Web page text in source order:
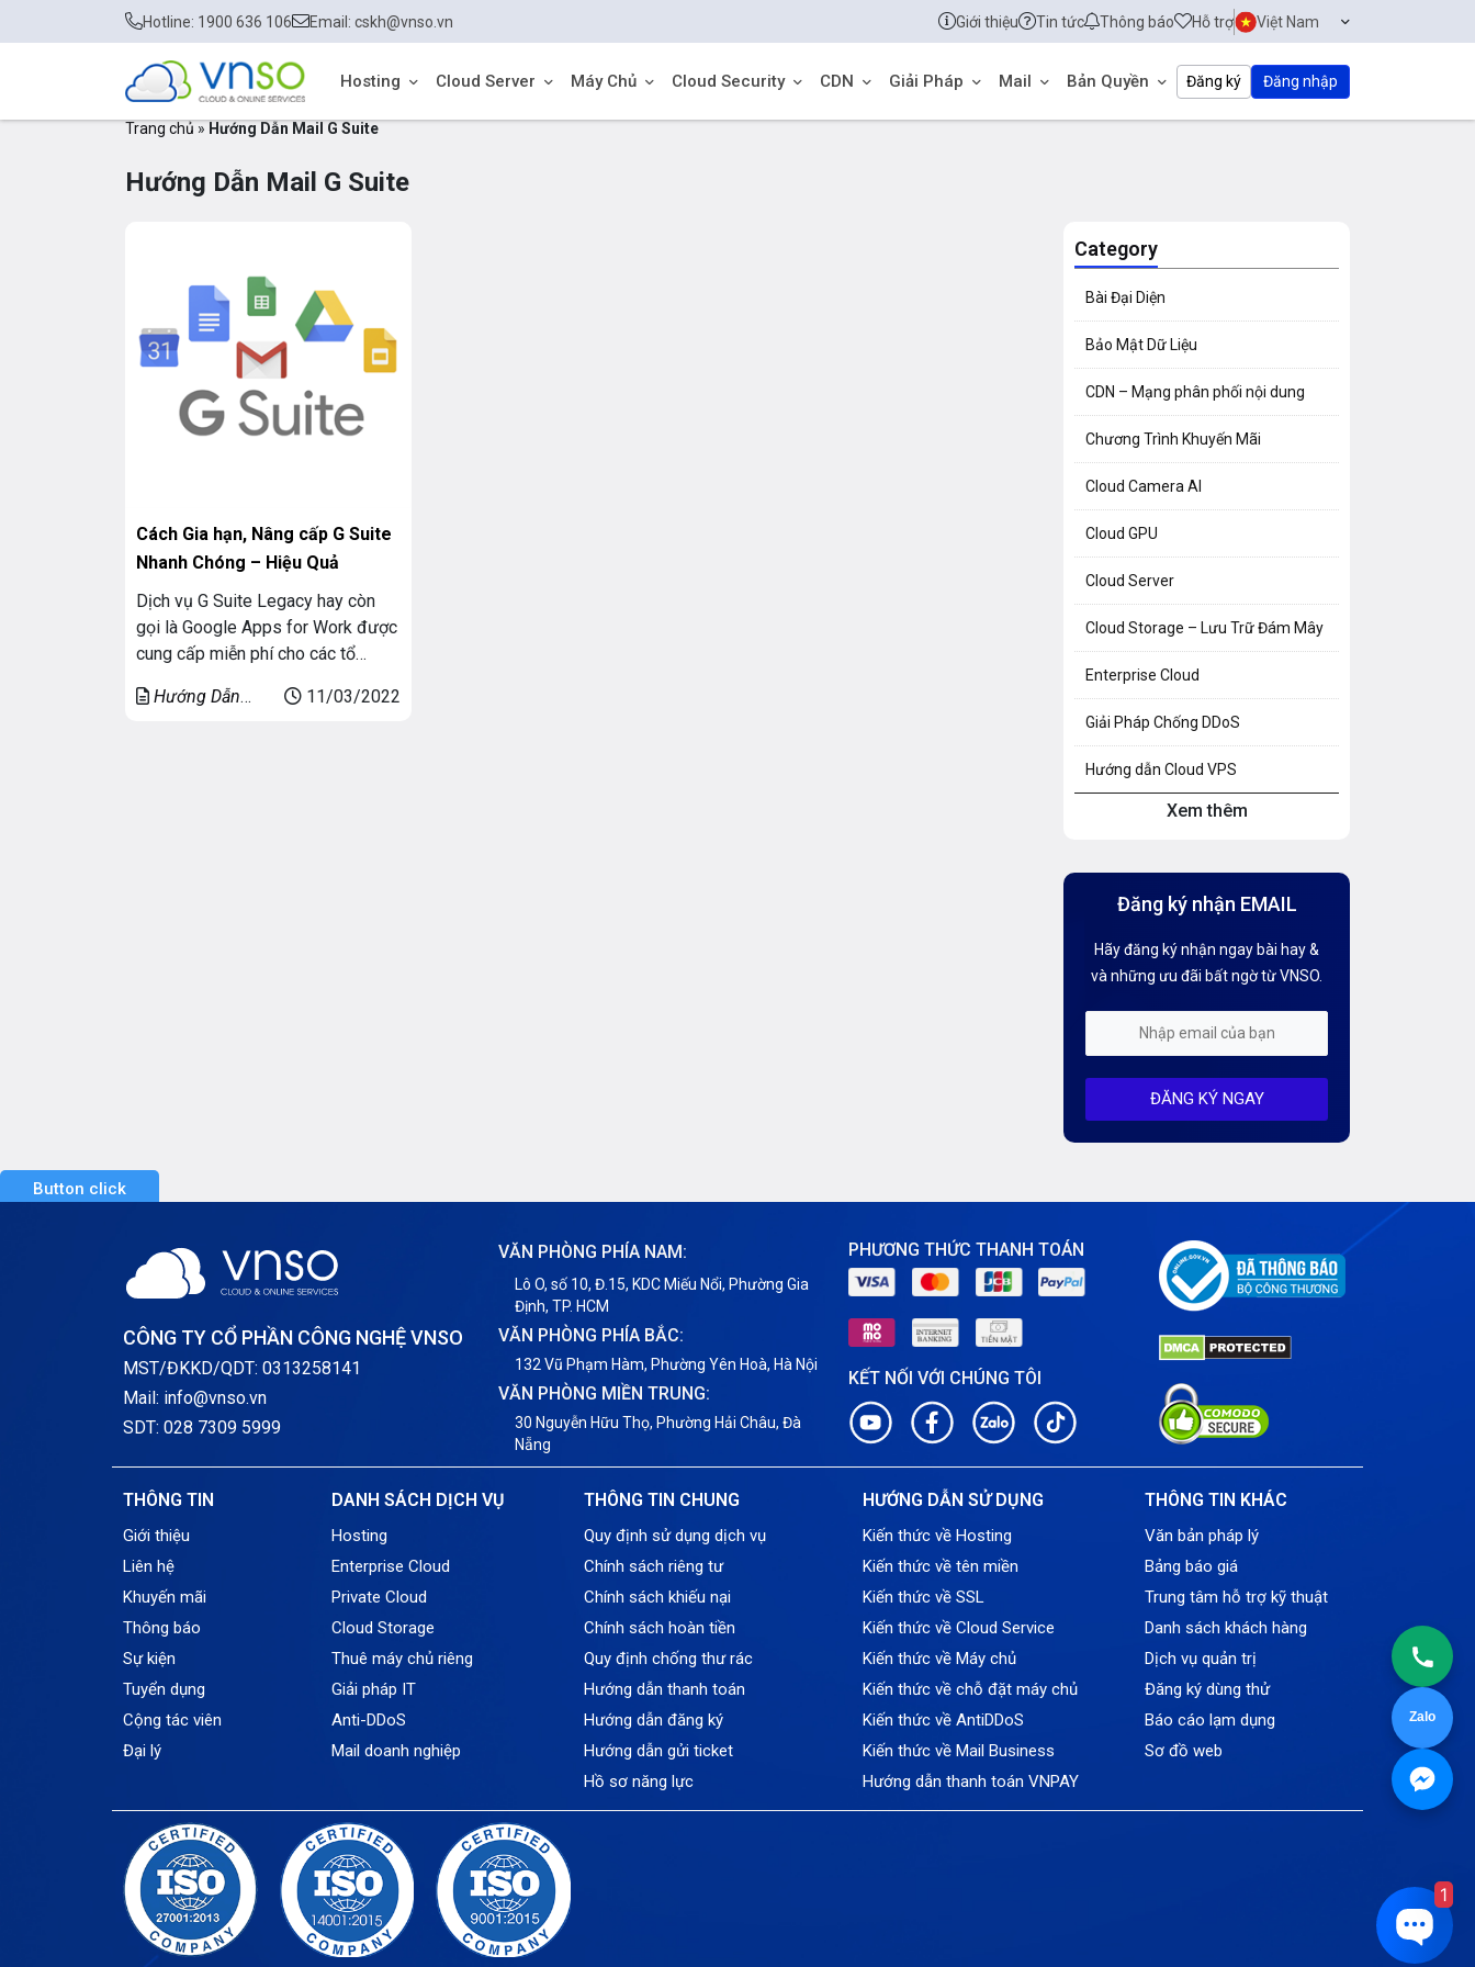
Zalo
Hotline: 1900 636 106 Email: cskh@vnso.vn Giới thiệu Tin tức Thông báo Hỗ trợ Việt Nam
Hosting Cloud Server Máy Chủ Cloud Security CDN Giải Pháp Mail Bản Quyền Đăng ký Đăng nhập
Trang chủ » Hướng Dẫn Mail G Suite
Hướng Dẫn Mail G Suite
Cách Gia hạn, Nâng cấp G Suite
Nhanh Chóng – Hiệu Quả
Dịch vụ G Suite Legacy hay còn
gọi là Google Apps for Work được
cung cấp miễn phí cho các tổ
2012. Tuy nhiên theo thông báo
Hướng Dẫn
11/03/2022
Category
Bài Đại Diện
Bảo Mật Dữ Liệu
CDN – Mạng phân phối nội dung
Chương Trình Khuyến Mãi
Cloud Camera AI
Cloud GPU
Cloud Server
Cloud Storage – Lưu Trữ Đám Mây
Enterprise Cloud
Giải Pháp Chống DDoS
Hướng dẫn Cloud VPS
Hướng dẫn Hosting
Hướng dẫn Tên miền
Kiến thức AI
Mỗi tuần 01 Server
Server Dedicated (Máy chủ riêng)
Server Windows
Thông báo
Thông tin chung
Thuê Chỗ Đặt Server
Xem thêm
Đăng ký nhận EMAIL
Hãy đăng ký nhận ngay bài hay &
và những ưu đãi bất ngờ từ VNSO.
ĐĂNG KÝ NGAY
Button click
CÔNG TY CỔ PHẦN CÔNG NGHỆ VNSO
MST/ĐKKD/QDT: 0313258141
Mail: info@vnso.vn
SDT: 028 7309 5999
VĂN PHÒNG PHÍA NAM:
Lô O, số 10, Đ.15, KDC Miếu Nổi, Phường Gia
Định, TP. HCM
VĂN PHÒNG PHÍA BẮC:
132 Vũ Phạm Hàm, Phường Yên Hoà, Hà Nội
VĂN PHÒNG MIỀN TRUNG:
30 Nguyễn Hữu Thọ, Phường Hải Châu, Đà
Nẵng
PHƯƠNG THỨC THANH TOÁN
KẾT NỐI VỚI CHÚNG TÔI
THÔNG TIN
Giới thiệu
Liên hệ
Khuyến mãi
Thông báo
Sự kiện
Tuyển dụng
Cộng tác viên
Đại lý
DANH SÁCH DỊCH VỤ
Hosting
Enterprise Cloud
Private Cloud
Cloud Storage
Thuê máy chủ riêng
Giải pháp IT
Anti-DDoS
Mail doanh nghiệp
THÔNG TIN CHUNG
Quy định sử dụng dịch vụ
Chính sách riêng tư
Chính sách khiếu nại
Chính sách hoàn tiền
Quy định chống thư rác
Hướng dẫn thanh toán
Hướng dẫn đăng ký
Hướng dẫn gửi ticket
Hồ sơ năng lực
HƯỚNG DẪN SỬ DỤNG
Kiến thức về Hosting
Kiến thức về tên miền
Kiến thức về SSL
Kiến thức về Cloud Service
Kiến thức về Máy chủ
Kiến thức về chỗ đặt máy chủ
Kiến thức về AntiDDoS
Kiến thức về Mail Business
Hướng dẫn thanh toán VNPAY
THÔNG TIN KHÁC
Văn bản pháp lý
Bảng báo giá
Trung tâm hỗ trợ kỹ thuật
Danh sách khách hàng
Dịch vụ quản trị
Đăng ký dùng thử
Báo cáo lạm dụng
Sơ đồ web
1